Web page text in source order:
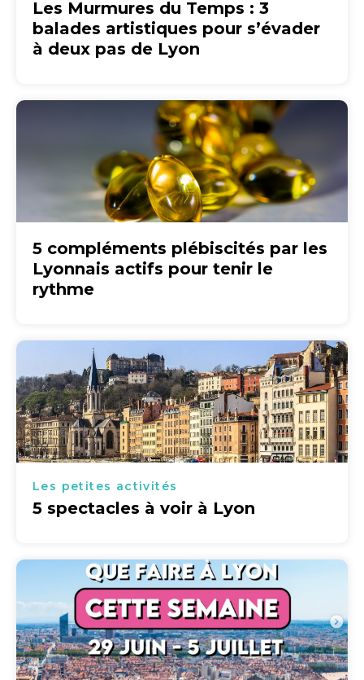
Les Murmures du Temps : 3
balades artistiques pour s’évader
à deux pas de Lyon
5 compléments plébiscités par les
Lyonnais actifs pour tenir le
rythme
Les petites activités
5 spectacles à voir à Lyon